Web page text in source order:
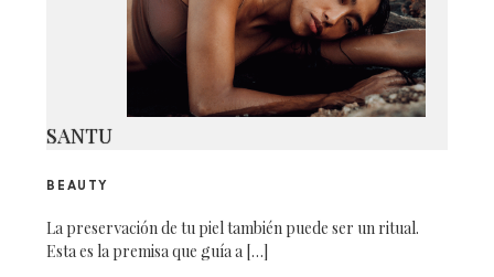
SANTU
BEAUTY
La preservación de tu piel también puede ser un ritual.
Esta es la premisa que guía a […]